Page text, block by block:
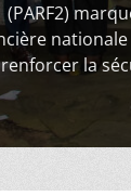
(PARF2)
la